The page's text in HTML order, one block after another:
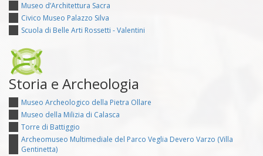
Museo d’Architettura Sacra
Civico Museo Palazzo Silva
Scuola di Belle Arti Rossetti - Valentini
Storia e Archeologia
Museo Archeologico della Pietra Ollare
Museo della Milizia di Calasca
Torre di Battiggio
Archeomuseo Multimediale del Parco Veglia Devero Varzo (Villa
Gentinetta)